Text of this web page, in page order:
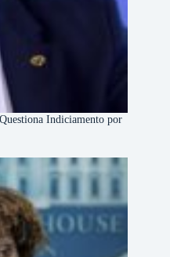
Indiciamento por